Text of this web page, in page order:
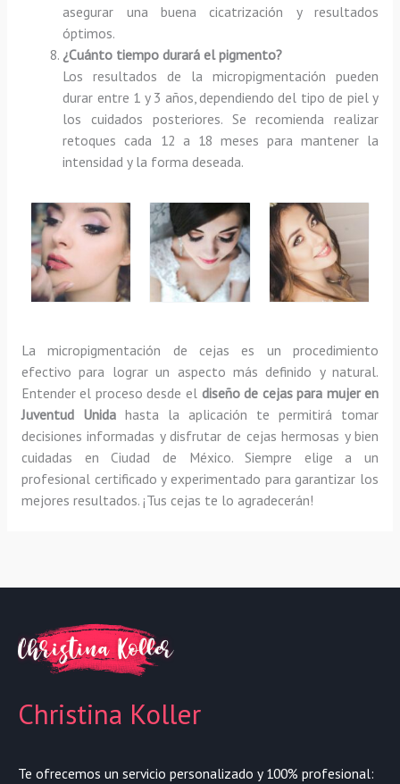
asegurar una buena cicatrización y resultados
óptimos.
¿Cuánto tiempo durará el pigmento?
Los resultados de la micropigmentación pueden
durar entre 1 y 3 años, dependiendo del tipo de piel y
los cuidados posteriores. Se recomienda realizar
retoques cada 12 a 18 meses para mantener la
intensidad y la forma deseada.
La micropigmentación de cejas es un procedimiento
efectivo para lograr un aspecto más definido y natural.
Entender el proceso desde el diseño de cejas para mujer en
Juventud Unida hasta la aplicación te permitirá tomar
decisiones informadas y disfrutar de cejas hermosas y bien
cuidadas en Ciudad de México. Siempre elige a un
profesional certificado y experimentado para garantizar los
mejores resultados. ¡Tus cejas te lo agradecerán!
Christina Koller
Te ofrecemos un servicio personalizado y 100% profesional: